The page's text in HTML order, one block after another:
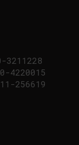
3211228
4220015
256619